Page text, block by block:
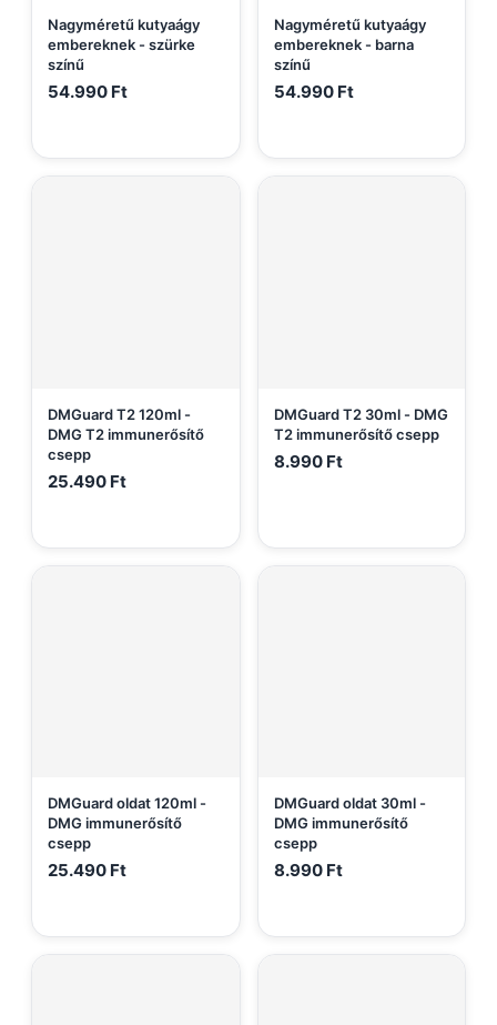
Nagyméretű kutyaágy
embereknek - szürke
színű
54.990 Ft
Nagyméretű kutyaágy
embereknek - barna
színű
54.990 Ft
DMGuard T2 120ml -
DMG T2 immunerősítő
csepp
25.490 Ft
DMGuard T2 30ml - DMG
T2 immunerősítő csepp
8.990 Ft
DMGuard oldat 120ml -
DMG immunerősítő
csepp
25.490 Ft
DMGuard oldat 30ml -
DMG immunerősítő
csepp
8.990 Ft